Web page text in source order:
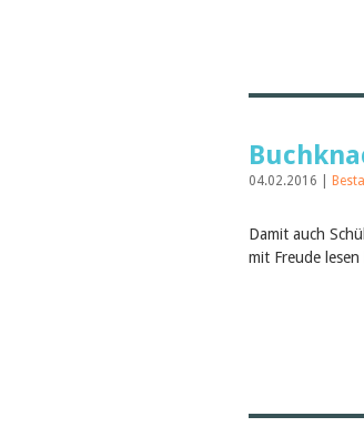
04.02.2016 |
Damit auch
mit Freude